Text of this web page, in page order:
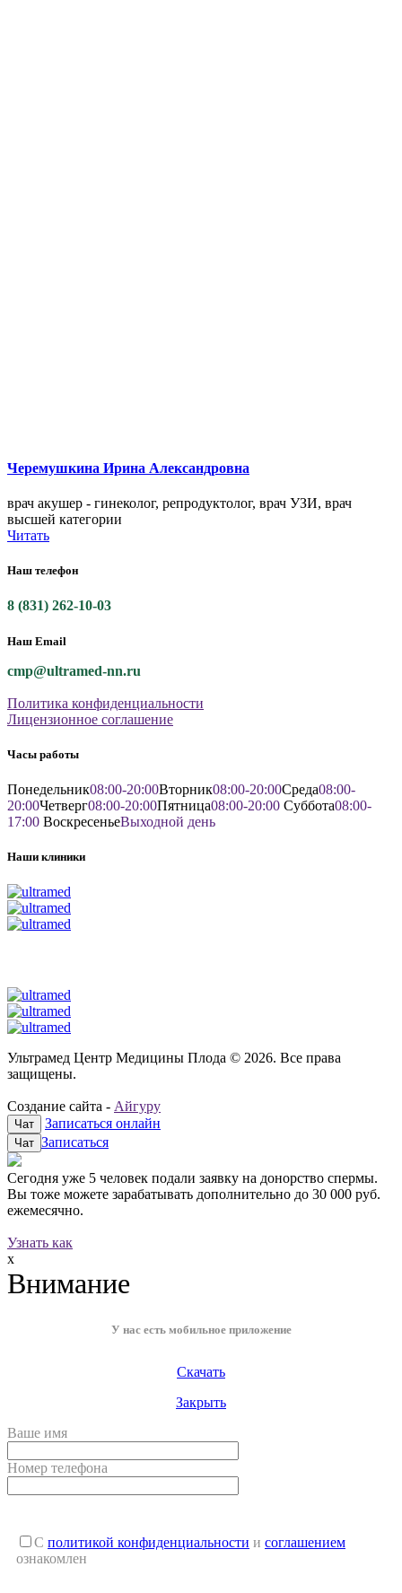
Черемушкина Ирина Александровна
врач акушер - гинеколог, репродуктолог, врач УЗИ, врач
высшей категории
Читать
Наш телефон
8 (831) 262-10-03
Наш Email
cmp@ultramed-nn.ru
Политика конфиденциальности
Лицензионное соглашение
Часы работы
Понедельник08:00-20:00Вторник08:00-20:00Среда08:00-
20:00Четверг08:00-20:00Пятница08:00-20:00 Суббота08:00-
17:00 ВоскресеньеВыходной день
Наши клиники
Ультрамед Центр Медицины Плода © 2026. Все права
защищены.
Создание сайта - Айгуру
Чат Записаться онлайн
Чат Записаться
Сегодня уже 5 человек подали заявку на донорство спермы.
Вы тоже можете зарабатывать дополнительно до 30 000 руб.
ежемесячно.
Узнать как
x
Внимание
У нас есть мобильное приложение
Скачать
Закрыть
Ваше имя
Номер телефона
С политикой конфиденциальности и соглашением
ознакомлен